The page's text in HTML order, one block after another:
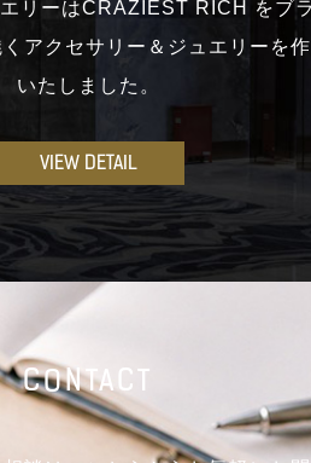
リーはCRAZIEST RICH をブ
アクセサリー＆ジュエリーを
いたしました。
VIEW DETAIL
CONTACT